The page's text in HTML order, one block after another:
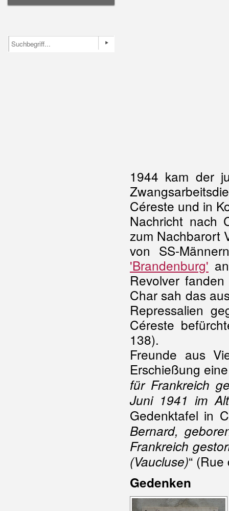
1944 kam der
Céreste und in
Nachricht nach
zum Nachbarort
von SS-
'Brandenburg'
Revolver
Char sah das
Repressalien
Céreste
138).
Freunde aus
Erschießung
für Frankreich
Juni 1941 im
Gedenktafel in
Bernard,
Frankreich
(Vaucluse)“
Gedenken